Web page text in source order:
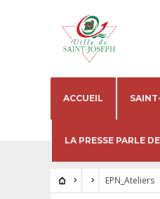
ACCUEIL
LA PRESSE PARLE
EPN_Ateliers